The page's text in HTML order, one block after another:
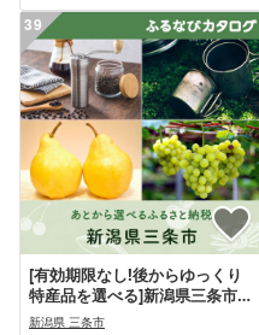
39
[有効期限なし!後からゆっくり
特産品を選べる]新潟県三条市カ
タログポイント
新潟県 三条市